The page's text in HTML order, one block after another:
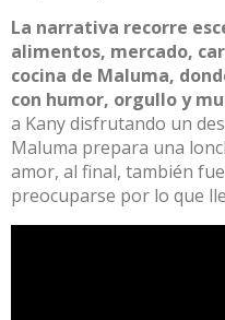
La narrativa recorre
alimentos, mercado,
cocina de Maluma,
con humor, orgullo y
a Kany disfrutando un
Maluma prepara una
amor, al final, también
preocuparse por lo que